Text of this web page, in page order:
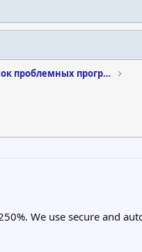
Архив раздела: Список проблемных программ
We use secure and